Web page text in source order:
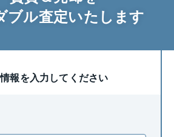
ブル査定いたします
情報を入力してください